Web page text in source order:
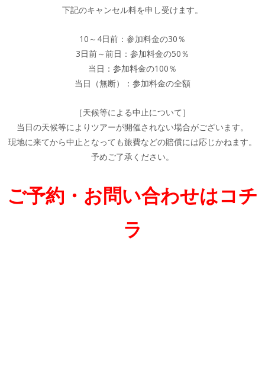
下記のキャンセル料を申し受けます。
10～4日前：参加料金の30％
3日前～前日：参加料金の50％
当日：参加料金の100％
当日（無断）：参加料金の全額
［天候等による中止について］
当日の天候等によりツアーが開催されない場合がございます。
現地に来てから中止となっても旅費などの賠償には応じかねます。
予めご了承ください。
ご予約・お問い合わせはコチ
ラ